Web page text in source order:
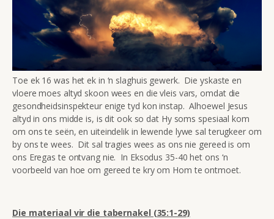
Toe ek 16 was het ek in ‘n slaghuis gewerk. Die yskaste en
vloere moes altyd skoon wees en die vleis vars, omdat die
gesondheidsinspekteur enige tyd kon instap. Alhoewel Jesus
altyd in ons midde is, is dit ook so dat Hy soms spesiaal kom
om ons te seën, en uiteindelik in lewende lywe sal terugkeer om
by ons te wees. Dit sal tragies wees as ons nie gereed is om
ons Eregas te ontvang nie. In Eksodus 35-40 het ons ‘n
voorbeeld van hoe om gereed te kry om Hom te ontmoet.
Die materiaal vir die tabernakel (35:1-29)